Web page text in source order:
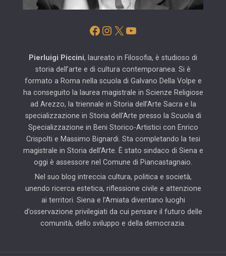
Facebook
Instagram
X YouTube
Pierluigi Piccini, laureato in Filosofia, è studioso di
storia dell’arte e di cultura contemporanea. Si è
formato a Roma nella scuola di Galvano Della Volpe e
ha conseguito la laurea magistrale in Scienze Religiose
ad Arezzo, la triennale in Storia dell’Arte Sacra e la
specializzazione in Storia dell’Arte presso la Scuola di
Specializzazione in Beni Storico-Artistici con Enrico
Crispolti e Massimo Bignardi. Sta completando la tesi
magistrale in Storia dell’Arte. È stato sindaco di Siena e
oggi è assessore nel Comune di Piancastagnaio.
Nel suo blog intreccia cultura, politica e società,
unendo ricerca estetica, riflessione civile e attenzione
ai territori. Siena e l’Amiata diventano luoghi
d’osservazione privilegiati da cui pensare il futuro delle
comunità, dello sviluppo e della democrazia.